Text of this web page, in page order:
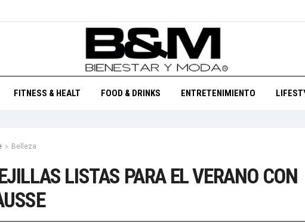
FITNESS & HEALT FOOD & DRINKS ENTRETENIMIENTO
Belleza
LISTAS PARA EL VERANO CON